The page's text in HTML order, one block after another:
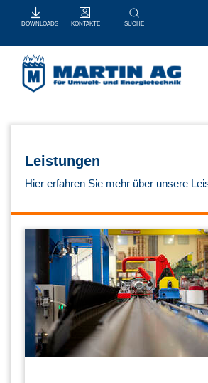
DOWNLOADS KONTAKTE SUCHE
Leistungen
Hier erfahren Sie mehr über unsere